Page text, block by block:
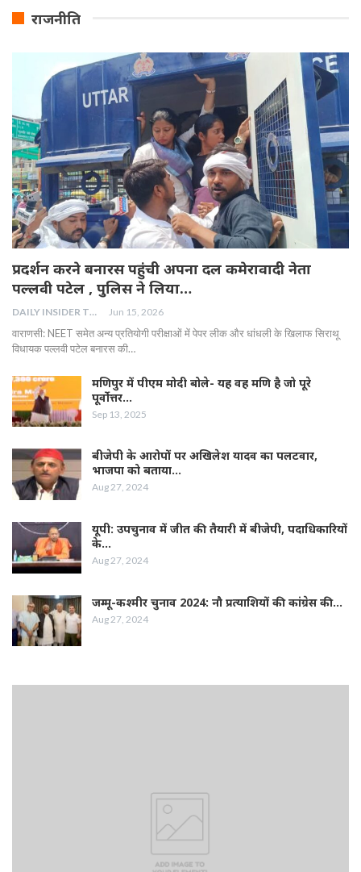
राजनीति
प्रदर्शन करने बनारस पहुंची अपना दल कमेरावादी नेता
पल्लवी पटेल , पुलिस ने लिया…
DAILY INSIDER TEAM Jun 15, 2026
वाराणसी: NEET समेत अन्य प्रतियोगी परीक्षाओं में पेपर लीक और धांधली के खिलाफ सिराथू
विधायक पल्लवी पटेल बनारस की…
मणिपुर में पीएम मोदी बोले- यह वह मणि है जो पूरे
पूर्वोत्तर…
Sep 13, 2025
बीजेपी के आरोपों पर अखिलेश यादव का पलटवार,
भाजपा को बताया…
Aug 27, 2024
यूपी: उपचुनाव में जीत की तैयारी में बीजेपी, पदाधिकारियों
के…
Aug 27, 2024
जम्‍मू-कश्‍मीर चुनाव 2024: नौ प्रत्‍याशियों की कांग्रेस की…
Aug 27, 2024